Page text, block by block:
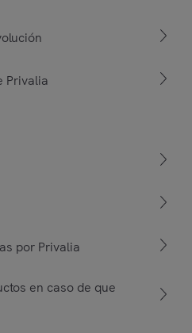
Privalia
por Privalia
en caso de que